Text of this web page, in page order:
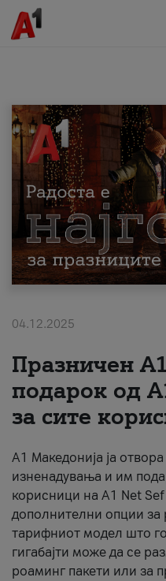
МК EN SQ
Приватни
Поддршка
Надополни кредит
За нас
#ПодобарОнлајн
04.12.2025
Празничен
подарок од
за сите
А1 Македонија ја
изненадувања и им
корисници на A1 Net
дополнителни опции за
тарифниот модел што
гигабајти може да се
роаминг пакети или за